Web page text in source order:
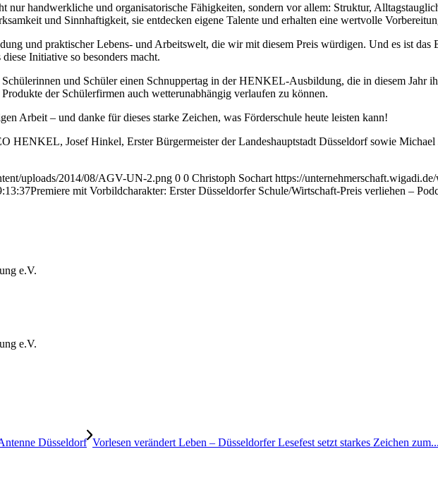
nur handwerkliche und organisatorische Fähigkeiten, sondern vor allem: Struktur,
und Sinnhaftigkeit, sie entdecken eigene Talente und erhalten eine wertvolle
und praktischer Lebens- und Arbeitswelt, die wir mit diesem Preis würdigen. Und es ist
Initiative so besonders macht.
und Schüler einen Schnuppertag in der HENKEL-Ausbildung, die in diesem Jahr
der Schülerfirmen auch wetterunabhängig verlaufen zu können.
Arbeit – und danke für dieses starke Zeichen, was Förderschule heute leisten kann!
HENKEL, Josef Hinkel, Erster Bürgermeister der Landeshauptstadt Düsseldorf sowie
uploads/2014/08/AGV-UN-2.png 0 0 Christoph Sochart https://
Premiere mit Vorbildcharakter: Erster Düsseldorfer Schule/Wirtschaft-Preis verliehen –
e.V.
e.V.
Düsseldorf Vorlesen verändert Leben – Düsseldorfer Lesefest setzt starkes Zeichen zum...